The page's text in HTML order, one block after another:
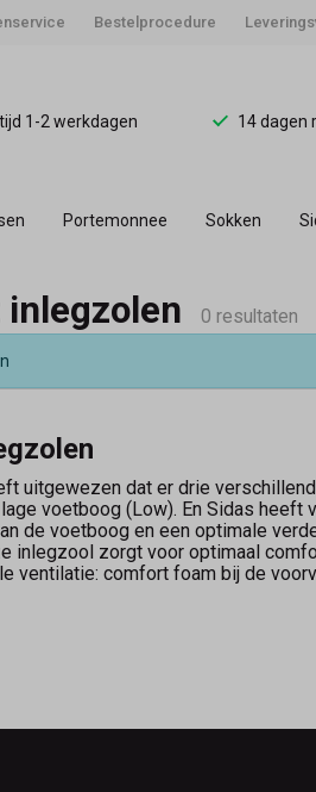
Bestelprocedure
1-2 werkdagen 14 dagen
Portemonnee Sokken
inlegzolen 0 resultaten
uitgewezen dat er drie
voetboog (Low). En Sidas
de voetboog en een optimale
inlegzool zorgt voor optimaal
ventilatie: comfort foam bij de